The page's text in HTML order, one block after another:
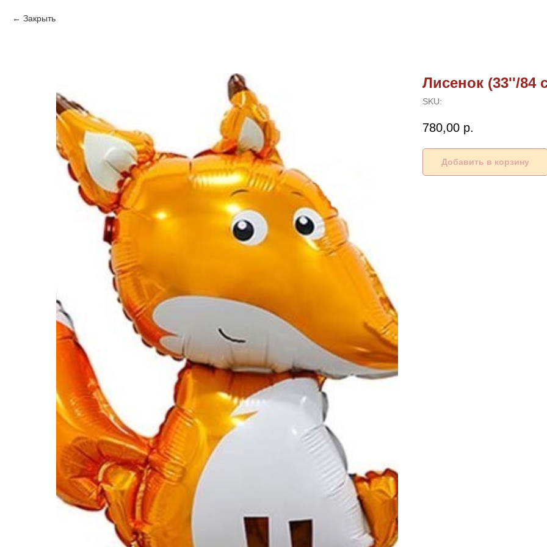
Закрыть
Лисенок (33''/84
SKU:
780,00 р.
Добавить в корзину